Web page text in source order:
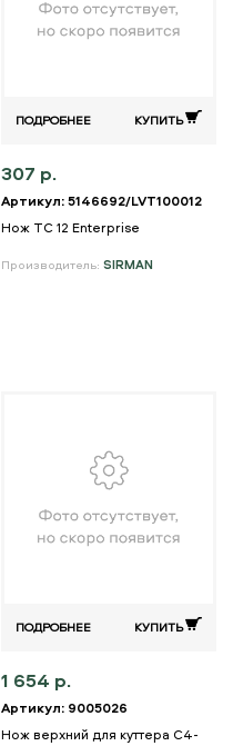
ПОДРОБНЕЕ КУПИТЬ
307 р.
Артикул: 5146692/LVT100012
Нож TC 12 Enterprise
Производитель: SIRMAN
ПОДРОБНЕЕ КУПИТЬ
1 654 р.
Артикул: 9005026
Нож верхний для куттера С4-